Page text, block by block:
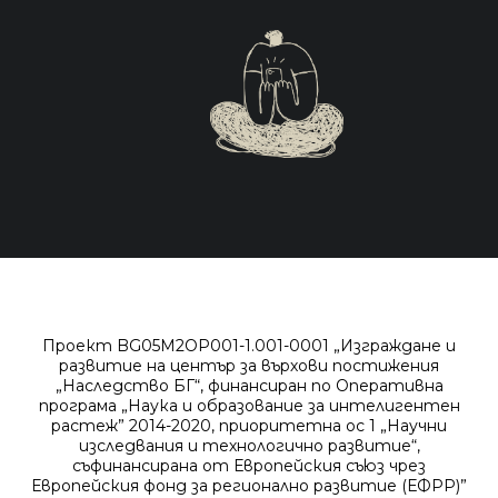
Проект BG05M2OP001-1.001-0001 „Изграждане и
развитие на център за върхови постижения
„Наследство БГ“, финансиран по Оперативна
програма „Наука и образование за интелигентен
растеж” 2014-2020, приоритетна ос 1 „Научни
изследвания и технологично развитие“,
съфинансирана от Европейския съюз чрез
Европейския фонд за регионално развитие (ЕФРР)”